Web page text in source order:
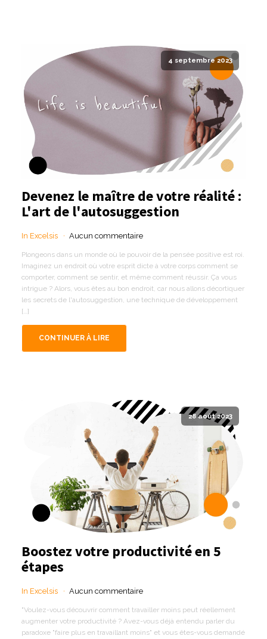
4 septembre 2023
Devenez le maître de votre réalité :
L'art de l'autosuggestion
In Excelsis Aucun commentaire
Plongeons dans un monde où le pouvoir de la pensée positive est roi.
Imaginez un endroit où votre esprit dicte à votre corps comment se
comporter, comment se sentir, et même comment réussir. Ça vous
intrigue ? Alors, vous êtes au bon endroit, car nous allons décortiquer
les secrets de l'autosuggestion, une technique de développement
[…]
CONTINUER À LIRE
28 août 2023
Boostez votre productivité en 5
étapes
In Excelsis Aucun commentaire
"Voulez-vous découvrir comment travailler moins peut réellement
augmenter votre productivité ? Avez-vous déjà entendu parler du
paradoxe "faire plus en travaillant moins" et vous êtes-vous demandé